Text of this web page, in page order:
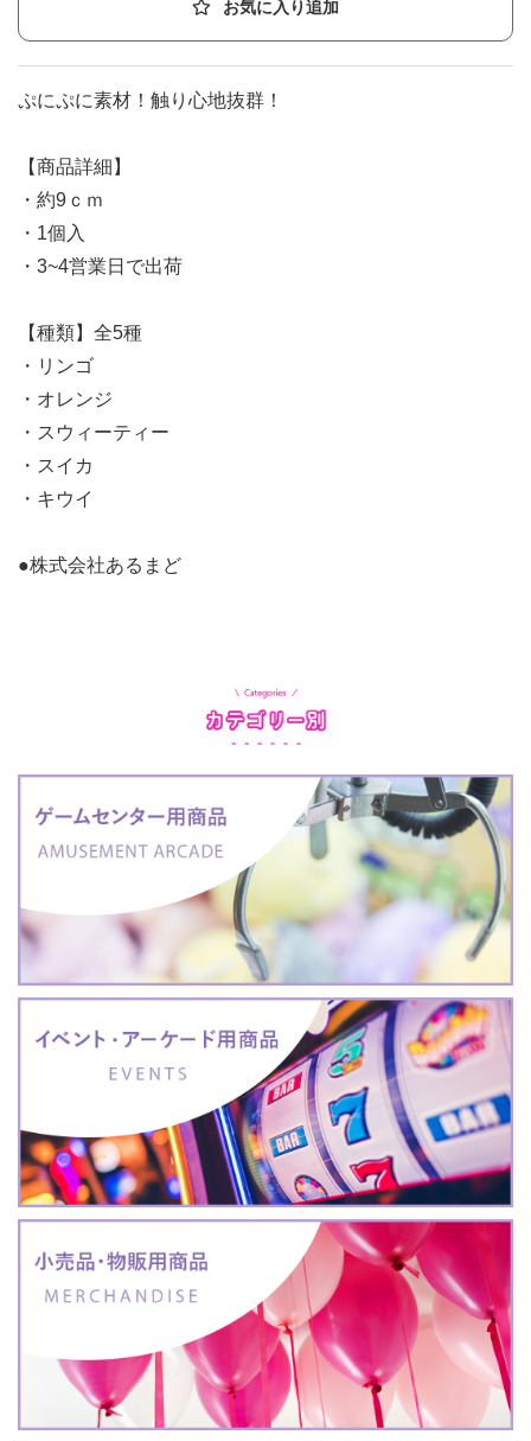
お気に入り追加
ぷにぷに素材！触り心地抜群！
【商品詳細】
・約9ｃｍ
・1個入
・3~4営業日で出荷
【種類】全5種
・リンゴ
・オレンジ
・スウィーティー
・スイカ
・キウイ
●株式会社あるまど